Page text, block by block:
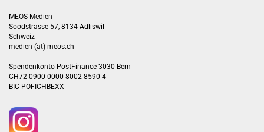
MEOS Medien
Soodstrasse 57, 8134 Adliswil
Schweiz
medien (at) meos.ch
Spendenkonto PostFinance 3030 Bern
CH72 0900 0000 8002 8590 4
BIC POFICHBEXX